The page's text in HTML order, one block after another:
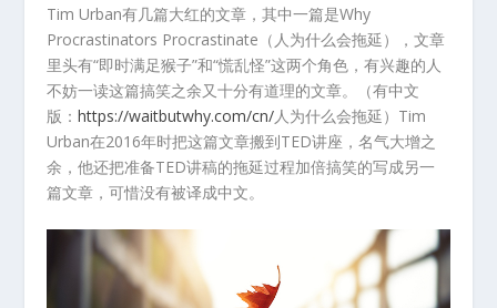
Tim Urban有几篇大红的文章，其中一篇是Why
Procrastinators Procrastinate（人为什么会拖延），文章
里头有“即时满足猴子”和“慌乱怪”这两个角色，有兴趣的人
不妨一读这篇搞笑之余又十分有道理的文章。（有中文
版：https://waitbutwhy.com/cn/人为什么会拖延）Tim
Urban在2016年时把这篇文章搬到TED讲座，名气大增之
余，他还把准备TED讲稿的拖延过程加倍搞笑的写成另一
篇文章，可惜没有被译成中文。